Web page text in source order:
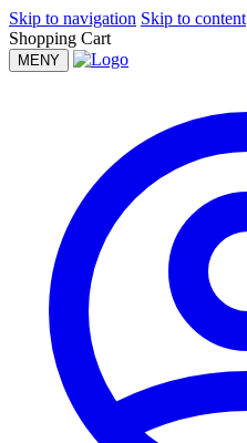
Skip to navigation Skip to content
Shopping Cart
MENY